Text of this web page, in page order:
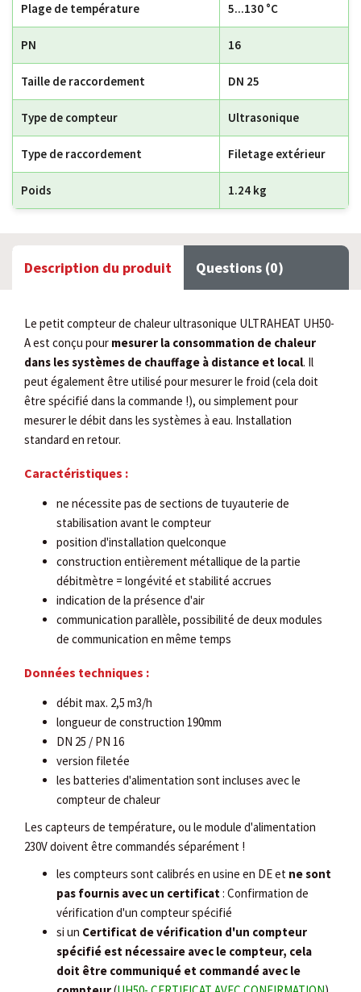
Plage de température 5...130 °C
PN 16
Taille de raccordement DN 25
Type de compteur Ultrasonique
Type de raccordement Filetage extérieur
Poids 1.24 kg
Description du produit Questions (0)
Le petit compteur de chaleur ultrasonique ULTRAHEAT UH50-
A est conçu pour mesurer la consommation de chaleur
dans les systèmes de chauffage à distance et local. Il
peut également être utilisé pour mesurer le froid (cela doit
être spécifié dans la commande !), ou simplement pour
mesurer le débit dans les systèmes à eau. Installation
standard en retour.
Caractéristiques :
ne nécessite pas de sections de tuyauterie de
stabilisation avant le compteur
position d'installation quelconque
construction entièrement métallique de la partie
débitmètre = longévité et stabilité accrues
indication de la présence d'air
communication parallèle, possibilité de deux modules
de communication en même temps
Données techniques :
débit max. 2,5 m3/h
longueur de construction 190mm
DN 25 / PN 16
version filetée
les batteries d'alimentation sont incluses avec le
compteur de chaleur
Les capteurs de température, ou le module d'alimentation
230V doivent être commandés séparément !
les compteurs sont calibrés en usine en DE et ne sont
pas fournis avec un certificat: Confirmation de
vérification d'un compteur spécifié
si un Certificat de vérification d'un compteur
spécifié est nécessaire avec le compteur, cela
doit être communiqué et commandé avec le